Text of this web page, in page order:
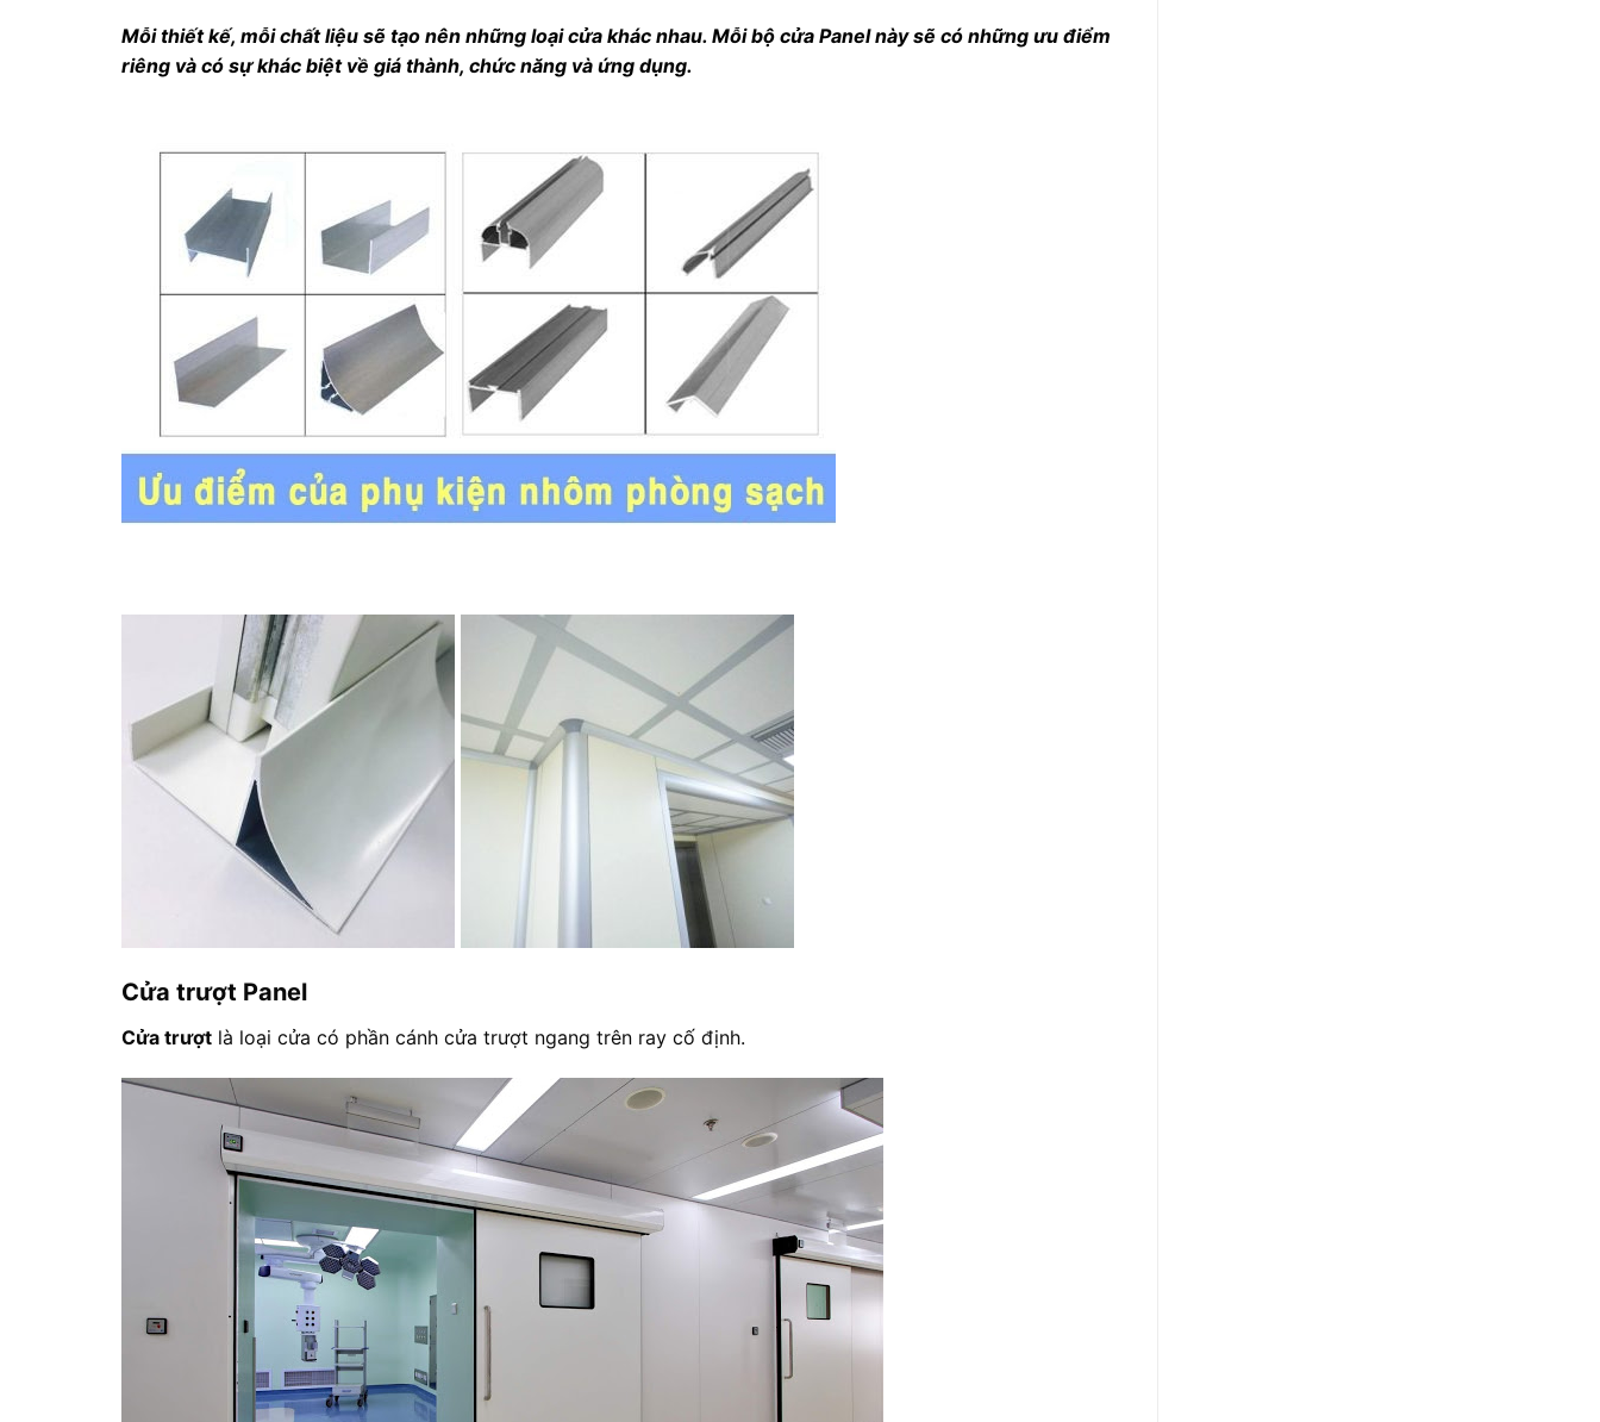
Mỗi thiết kế, mỗi chất liệu sẽ tạo nên những loại cửa khác nhau. Mỗi bộ cửa Panel này sẽ có những ưu điểm
riêng và có sự khác biệt về giá thành, chức năng và ứng dụng.
Cửa trượt Panel
Cửa trượt là loại cửa có phần cánh cửa trượt ngang trên ray cố định.